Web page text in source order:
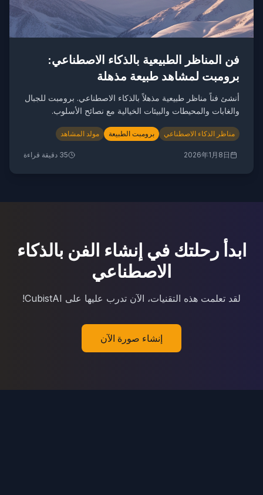
فن المناظر الطبيعية بالذكاء الاصطناعي:
برومبت لمشاهد طبيعة مذهلة
أنشئ فناً مناظر طبيعية مذهلاً بالذكاء الاصطناعي. برومبت للجبال
والغابات والمحيطات والبيئات الخيالية مع نصائح الأسلوب.
مناظر الذكاء الاصطناعي برومبت الطبيعة مولد المشاهد
2026年1月8日
35 دقيقة قراءة
ابدأ رحلتك في إنشاء الفن بالذكاء
الاصطناعي
لقد تعلمت هذه التقنيات، الآن تدرب عليها على CubistAI!
إنشاء صورة الآن